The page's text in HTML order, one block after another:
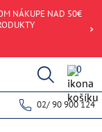
NÁKUPE NAD 50€
0
02/ 90 900 124